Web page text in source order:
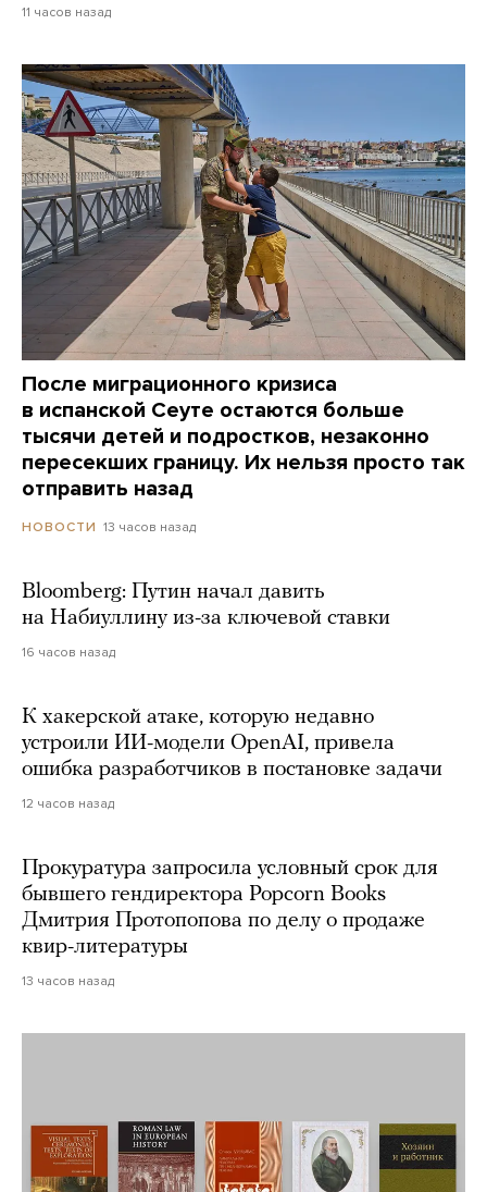
11 часов назад
После миграционного кризиса
в испанской Сеуте остаются больше
тысячи детей и подростков, незаконно
пересекших границу. Их нельзя просто так
отправить назад
НОВОСТИ 13 часов назад
Bloomberg: Путин начал давить
на Набиуллину из-за ключевой ставки
16 часов назад
К хакерской атаке, которую недавно
устроили ИИ-модели OpenAI, привела
ошибка разработчиков в постановке задачи
12 часов назад
Прокуратура запросила условный срок для
бывшего гендиректора Popcorn Books
Дмитрия Протопопова по делу о продаже
квир-литературы
13 часов назад